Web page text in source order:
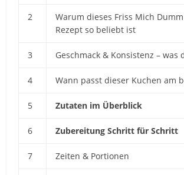
2
Warum dieses Friss Mich
Rezept so beliebt ist
3 Geschmack & Konsistenz – was
4 Wann passt dieser Kuchen am
5 Zutaten im Überblick
6 Zubereitung Schritt für Schritt
7 Zeiten & Portionen